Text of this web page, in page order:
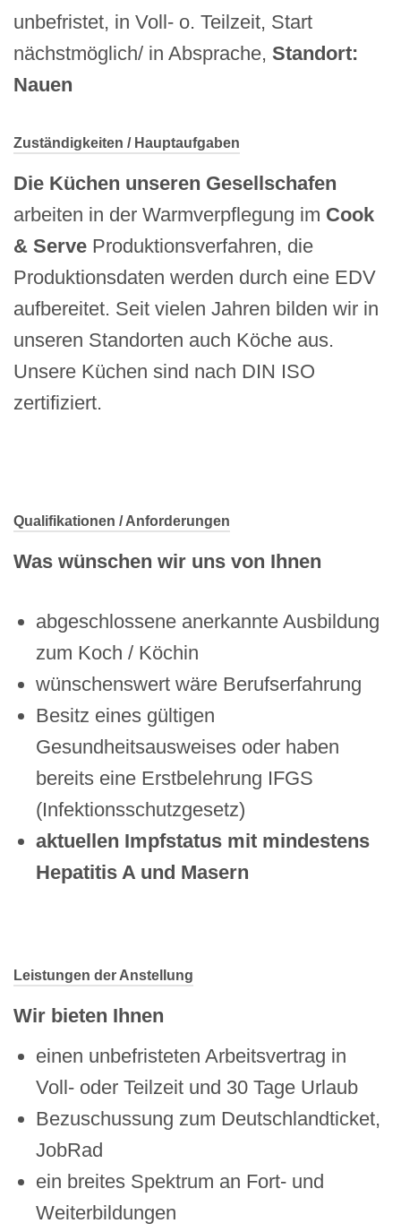
unbefristet, in Voll- o. Teilzeit, Start
nächstmöglich/ in Absprache, Standort:
Nauen
Zuständigkeiten / Hauptaufgaben
Die Küchen unseren Gesellschafen
arbeiten in der Warmverpflegung im Cook
& Serve Produktionsverfahren, die
Produktionsdaten werden durch eine EDV
aufbereitet. Seit vielen Jahren bilden wir in
unseren Standorten auch Köche aus.
Unsere Küchen sind nach DIN ISO
zertifiziert.
Qualifikationen / Anforderungen
Was wünschen wir uns von Ihnen
abgeschlossene anerkannte Ausbildung
zum Koch / Köchin
wünschenswert wäre Berufserfahrung
Besitz eines gültigen
Gesundheitsausweises oder haben
bereits eine Erstbelehrung IFGS
(Infektionsschutzgesetz)
aktuellen Impfstatus mit mindestens
Hepatitis A und Masern
Leistungen der Anstellung
Wir bieten Ihnen
einen unbefristeten Arbeitsvertrag in
Voll- oder Teilzeit und 30 Tage Urlaub
Bezuschussung zum Deutschlandticket,
JobRad
ein breites Spektrum an Fort- und
Weiterbildungen